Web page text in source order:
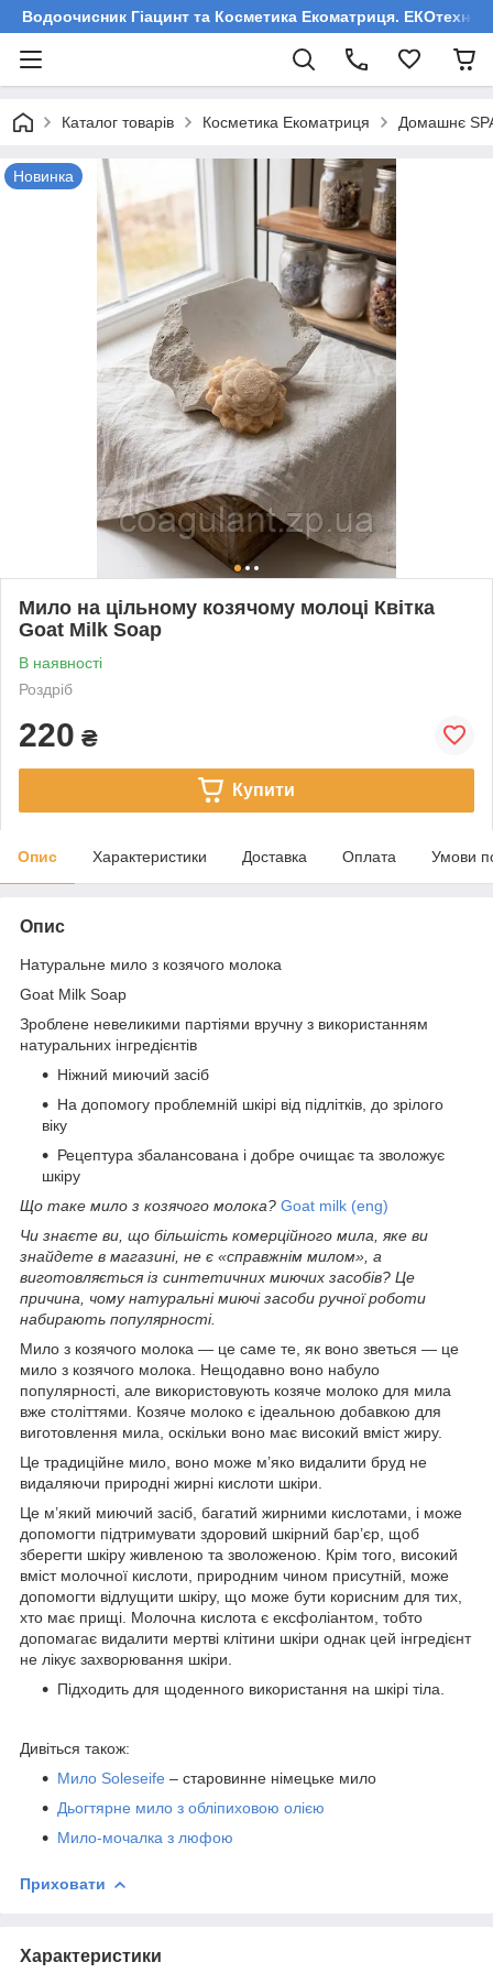
Водоочисник Гіацинт та Косметика Екоматриця.
Каталог товарів Косметика Екоматриця Домашнє
Новинка
Мило на цільному козячому молоці Квітка
Goat Milk Soap
В наявності
Роздріб
220 ₴
Купити
Опис Характеристики Доставка Оплата Умови
Опис
Натуральне мило з козячого молока
Goat Milk Soap
Зроблене невеликими партіями вручну з використанням
натуральних інгредієнтів
Ніжний миючий засіб
На допомогу проблемній шкірі від підлітків, до зрілого
віку
Рецептура збалансована і добре очищає та зволожує
шкіру
Що таке мило з козячого молока? Goat milk (eng)
Чи знаєте ви, що більшість комерційного мила, яке ви
знайдете в магазині, не є «справжнім милом», а
виготовляється із синтетичних миючих засобів? Це
причина, чому натуральні миючі засоби ручної роботи
набирають популярності.
Мило з козячого молока — це саме те, як воно зветься — це
мило з козячого молока. Нещодавно воно набуло
популярності, але використовують козяче молоко для мила
вже століттями. Козяче молоко є ідеальною добавкою для
виготовлення мила, оскільки воно має високий вміст жиру.
Це традиційне мило, воно може м’яко видалити бруд не
видаляючи природні жирні кислоти шкіри.
Це м’який миючий засіб, багатий жирними кислотами, і може
допомогти підтримувати здоровий шкірний бар’єр, щоб
зберегти шкіру живленою та зволоженою. Крім того, високий
вміст молочної кислоти, природним чином присутній, може
допомогти відлущити шкіру, що може бути корисним для тих,
хто має прищі. Молочна кислота є ексфоліантом, тобто
допомагає видалити мертві клітини шкіри однак цей інгредієнт
не лікує захворювання шкіри.
Підходить для щоденного використання на шкірі тіла.
Дивіться також:
Мило Soleseife – старовинне німецьке мило
Дьогтярне мило з обліпиховою олією
Мило-мочалка з люфою
Приховати
Характеристики